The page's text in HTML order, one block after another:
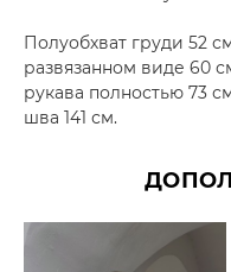
Полуобхват груди 52
развязанном виде 60
рукава полностью 73
шва 141 см.